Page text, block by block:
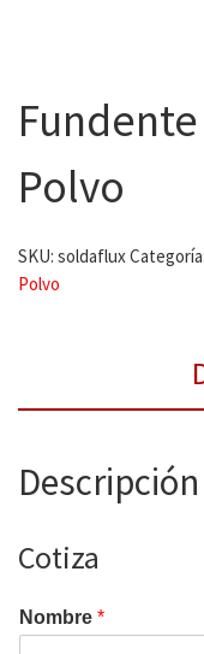
Polvo
SKU: soldaflux Categoría:
Polvo
Descripción
Cotiza
Nombre *